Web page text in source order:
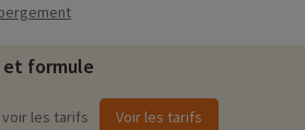
tous les équipements et services
mobil homes équipés, pratiques et
et arboré. Chaque mobil home
et formule
les tarifs Voir les tarifs